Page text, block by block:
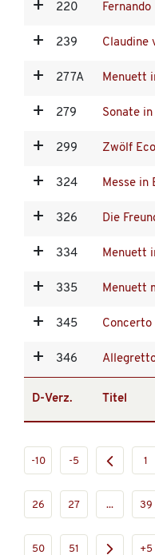
220 Fernando
239 Claudine
277A Menuett
279 Sonate
299 Zwölf
324 Messe in
326 Die
334 Menuett
335 Menuett
345 Concerto
346
D-Verz. Titel
-10 -5 1
26 27 ... 39
50 51 +5